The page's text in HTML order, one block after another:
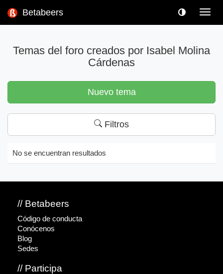
Betabeers
Temas del foro creados por Isabel Molina
Cárdenas
Nuevo tema
Filtros
No se encuentran resultados
// Betabeers
Código de conducta
Conócenos
Blog
Sedes
// Participa